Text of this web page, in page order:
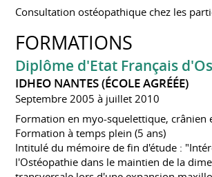
Consultation ostéopathique chez les
FORMATIONS
Diplôme d'Etat Français
IDHEO NANTES (ÉCOLE AGRÉÉE)
Septembre 2005 à juillet 2010
Formation en myo-squelettique, crânien
Formation à temps plein (5 ans)
Intitulé du mémoire de fin d'étude :
l'Ostéopathie dans le maintien de la